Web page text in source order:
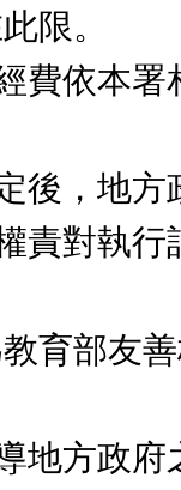
。
依本署
，地方
對執行
友善校
方政府